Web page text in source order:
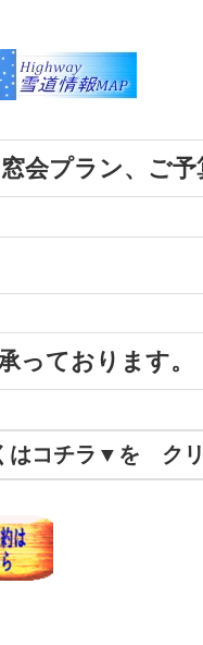
会プラン、ご予
ております。
コチラ▼を クリ